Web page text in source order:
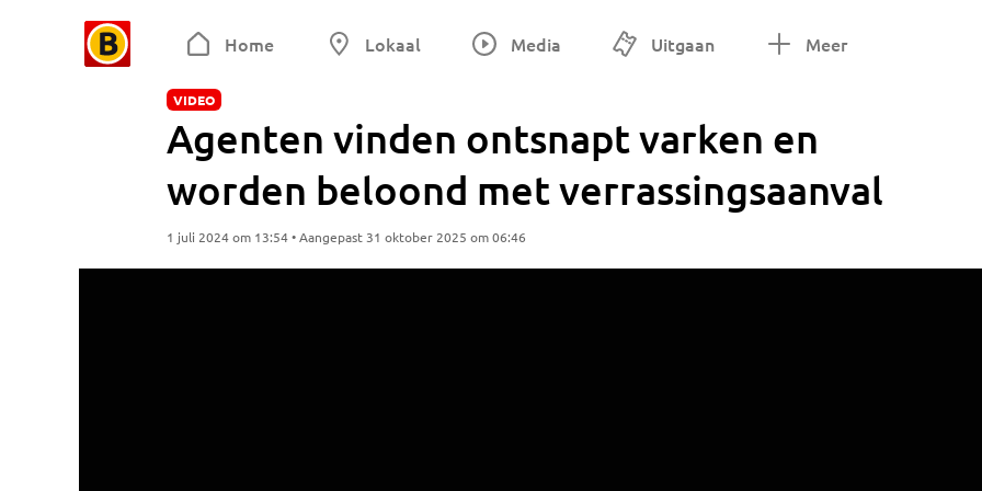
Home Lokaal Media Uitgaan Meer
VIDEO
Agenten vinden ontsnapt varken en
worden beloond met verrassingsaanval
1 juli 2024 om 13:54 • Aangepast 31 oktober 2025 om 06:46